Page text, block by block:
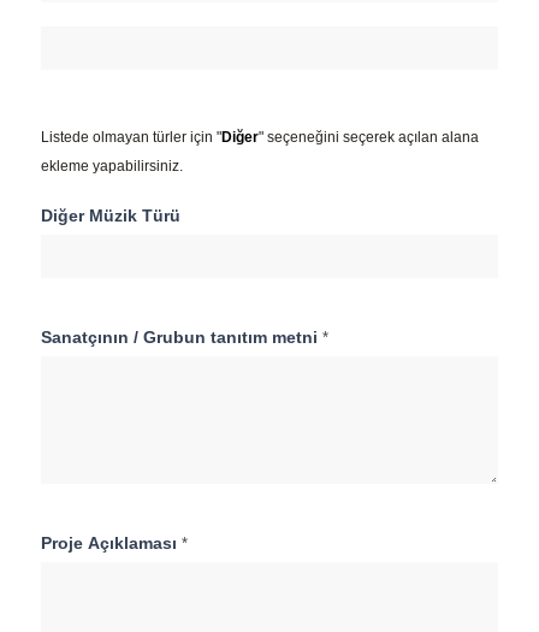
Listede olmayan türler için "Diğer" seçeneğini seçerek açılan alana
ekleme yapabilirsiniz.
Diğer Müzik Türü
Sanatçının / Grubun tanıtım metni *
Proje Açıklaması *